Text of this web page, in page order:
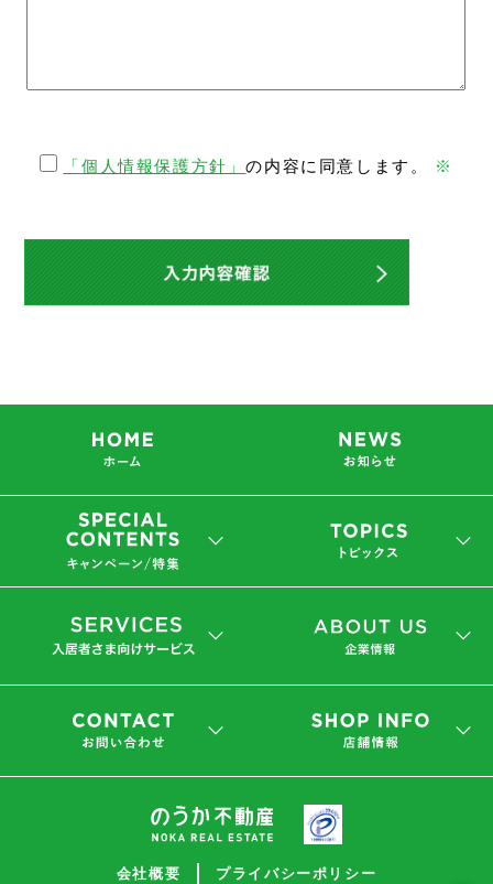
「個人情報保護方針」の内容に同意します。 ※
会社概要 プライバシーポリシー